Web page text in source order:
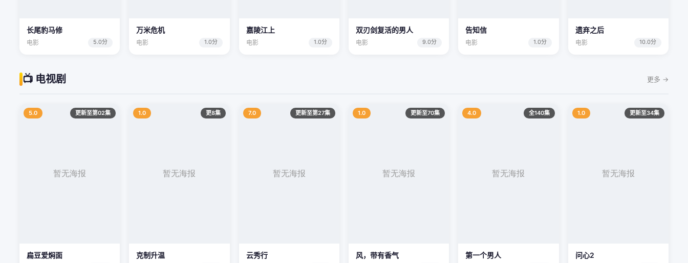
长尾豹马修
电影 5.0分
万米危机
电影 1.0分
嘉陵江上
电影 1.0分
双刃剑复活的男人
电影 9.0分
告知信
电影 1.0分
遗弃之后
电影 10.0分
📺 电视剧 更多 →
5.0 更新至第02集
扁豆爱焖面
1.0 更8集
克制升温
7.0 更新至第27集
云秀行
1.0 更新至70集
风，带有香气
4.0 全140集
第一个男人
1.0 更新至34集
问心2